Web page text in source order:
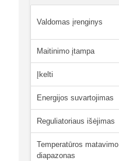
Valdomas įrenginys
Maitinimo įtampa
Įkelti
Energijos suvartojimas
Reguliatoriaus išėjimas
Temperatūros matavimo
diapazonas